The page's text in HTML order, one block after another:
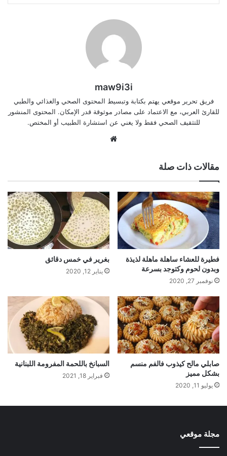
maw9i3i
فريق تحرير موقعي يهتم بكتابة وتبسيط المحتوى الصحي والغذائي والطبي
للقارئ العربي، مع الاعتماد على مصادر موثوقة قدر الإمكان. المحتوى المنشور
للتثقيف الصحي فقط ولا يغني عن استشارة الطبيب أو المختص.
مقالات ذات صلة
فطيرة للعشاء ساهلة ماهلة لذيذة
وبدون لحوم وكتوجد بسرعة
نوفمبر 27, 2020
بغرير في خمس دقائق
يناير 12, 2020
صابلي مالح كيذوب فالفم منسم
بشكل مميز
يوليو 11, 2020
السبانخ باللحمة المفرومة اللبنانية
فبراير 18, 2021
مجلة موقعي